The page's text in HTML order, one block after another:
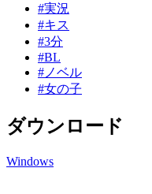
#実況
#キス
#3分
#BL
#ノベル
#女の子
ダウンロード
Windows